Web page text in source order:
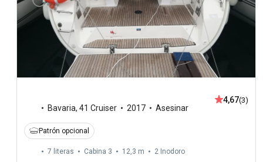
Bavaria, 41 Cruiser 2017 Asesinar
4,67(3)
Patrón opcional
7 literas Cabina 3 12,3 m 2 Inodoro